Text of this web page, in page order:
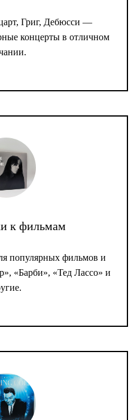
Григ, Дебюсси —
концерты в отличном
к фильмам
популярных фильмов и
«Барби», «Тед Лассо» и